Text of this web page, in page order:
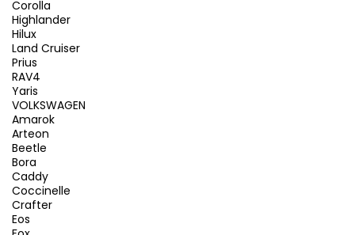
Corolla
Highlander
Hilux
Land Cruiser
Prius
RAV4
Yaris
VOLKSWAGEN
Amarok
Arteon
Beetle
Bora
Caddy
Coccinelle
Crafter
Eos